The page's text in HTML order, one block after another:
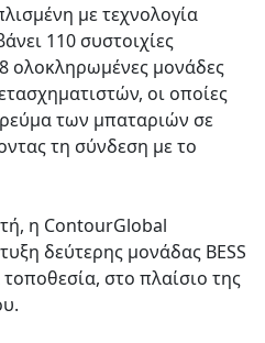
με τεχνολογία
110 συστοιχίες
ολοκληρωμένες μονάδες
οι οποίες
των μπαταριών σε
τη σύνδεση με το
η ContourGlobal
δεύτερης μονάδας BESS
στο πλαίσιο της